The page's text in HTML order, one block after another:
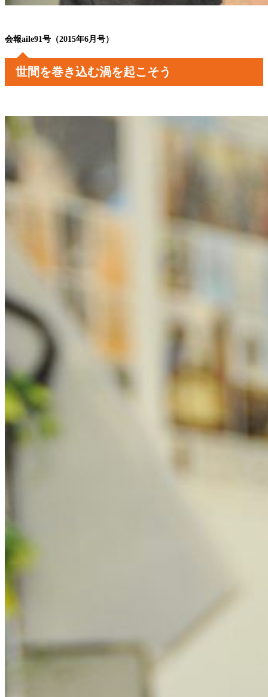
会報aile91号（2015年6月号）
世間を巻き込む渦を起こそう